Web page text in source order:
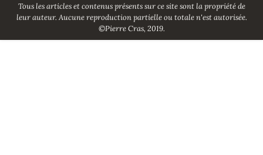
o
o
k
g
r
a
m
d
I
n
Tous les articles et contenus présents sur ce site sont la propriété de
leur auteur. Aucune reproduction partielle ou totale n'est autorisée.
©Pierre Cras, 2019.